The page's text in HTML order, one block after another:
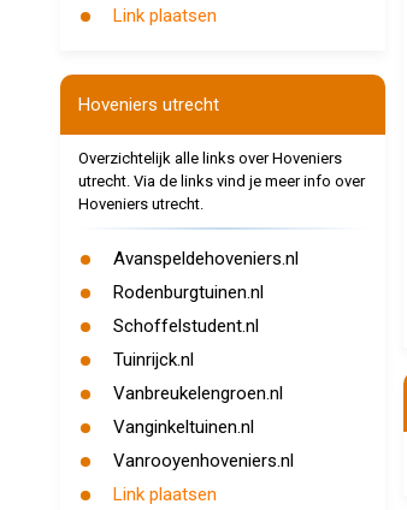
Link plaatsen
Hoveniers utrecht
Overzichtelijk alle links over Hoveniers
utrecht. Via de links vind je meer info over
Hoveniers utrecht.
Avanspeldehoveniers.nl
Rodenburgtuinen.nl
Schoffelstudent.nl
Tuinrijck.nl
Vanbreukelengroen.nl
Vanginkeltuinen.nl
Vanrooyenhoveniers.nl
Link plaatsen